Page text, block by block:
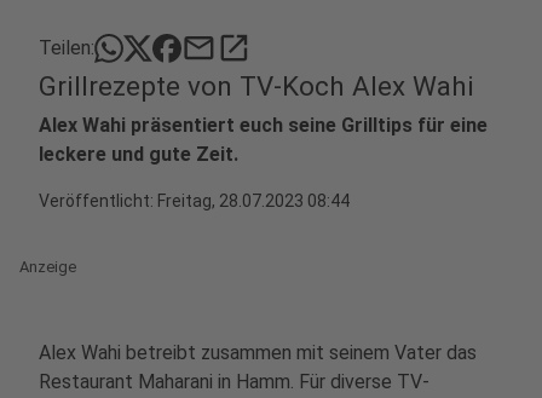
Teilen: mailopen_in_new
Grillrezepte von TV-Koch Alex Wahi
Alex Wahi präsentiert euch seine Grilltips für eine
leckere und gute Zeit.
Veröffentlicht: Freitag, 28.07.2023 08:44
Anzeige
Alex Wahi betreibt zusammen mit seinem Vater das
Restaurant Maharani in Hamm. Für diverse TV-